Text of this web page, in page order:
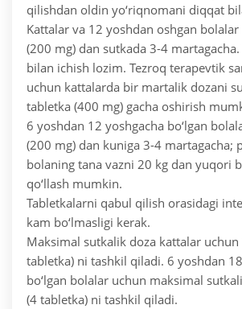
qilishdan oldin yo‘riqnomani diqqat
Kattalar va 12 yoshdan oshgan
(200 mg) dan sutkada 3-4
bilan ichish lozim. Tezroq terapevtik
uchun kattalarda bir martalik dozani
tabletka (400 mg) gacha oshirish
6 yoshdan 12 yoshgacha bo‘lgan
(200 mg) dan kuniga 3-4 martagacha;
bolaning tana vazni 20 kg dan yuqori
qo‘llash mumkin.
Tabletkalarni qabul qilish orasidagi
kam bo‘lmasligi kerak.
Maksimal sutkalik doza kattalar
tabletka) ni tashkil qiladi. 6 yoshdan
bo‘lgan bolalar uchun maksimal
(4 tabletka) ni tashkil qiladi.